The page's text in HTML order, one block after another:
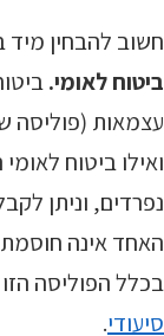
חשוב להבחין מיד
ביטוח לאומי.
עצמאות (פוליסה
ואילו ביטוח
נפרדים, וניתן
האחד אינה
בכלל הפוליסה
סיעודי.